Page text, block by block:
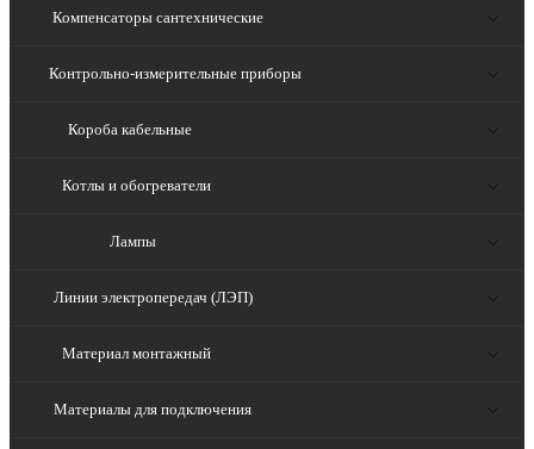
Компенсаторы сантехнические
Контрольно-измерительные приборы
Короба кабельные
Котлы и обогреватели
Лампы
Линии электропередач (ЛЭП)
Материал монтажный
Материалы для подключения